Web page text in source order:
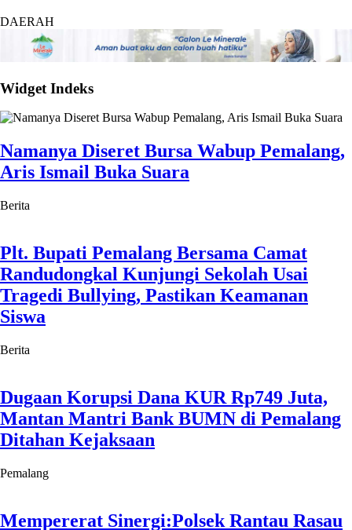
DAERAH
Widget Indeks
Namanya Diseret Bursa Wabup Pemalang,
Aris Ismail Buka Suara
Berita
Plt. Bupati Pemalang Bersama Camat
Randudongkal Kunjungi Sekolah Usai
Tragedi Bullying, Pastikan Keamanan
Siswa
Berita
Dugaan Korupsi Dana KUR Rp749 Juta,
Mantan Mantri Bank BUMN di Pemalang
Ditahan Kejaksaan
Pemalang
Mempererat Sinergi:Polsek Rantau Rasau